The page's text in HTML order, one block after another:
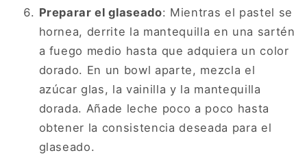
Preparar el glaseado: Mientras el pastel se
hornea, derrite la mantequilla en una sartén
a fuego medio hasta que adquiera un color
dorado. En un bowl aparte, mezcla el
azúcar glas, la vainilla y la mantequilla
dorada. Añade leche poco a poco hasta
obtener la consistencia deseada para el
glaseado.